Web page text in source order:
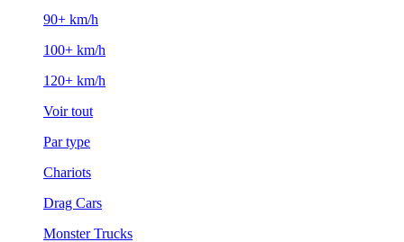
90+ km/h
100+ km/h
120+ km/h
Voir tout
Par type
Chariots
Drag Cars
Monster Trucks